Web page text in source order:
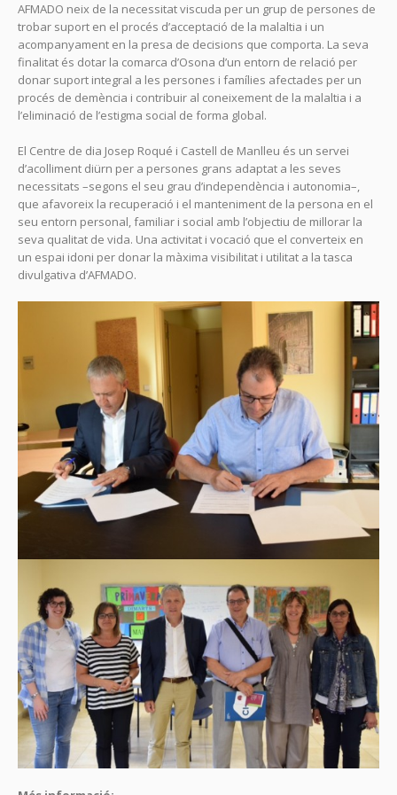
AFMADO neix de la necessitat viscuda per un grup de persones de
trobar suport en el procés d’acceptació de la malaltia i un
acompanyament en la presa de decisions que comporta. La seva
finalitat és dotar la comarca d’Osona d’un entorn de relació per
donar suport integral a les persones i famílies afectades per un
procés de demència i contribuir al coneixement de la malaltia i a
l’eliminació de l’estigma social de forma global.
El Centre de dia Josep Roqué i Castell de Manlleu és un servei
d’acolliment diürn per a persones grans adaptat a les seves
necessitats –segons el seu grau d’independència i autonomia–,
que afavoreix la recuperació i el manteniment de la persona en el
seu entorn personal, familiar i social amb l’objectiu de millorar la
seva qualitat de vida. Una activitat i vocació que el converteix en
un espai idoni per donar la màxima visibilitat i utilitat a la tasca
divulgativa d’AFMADO.